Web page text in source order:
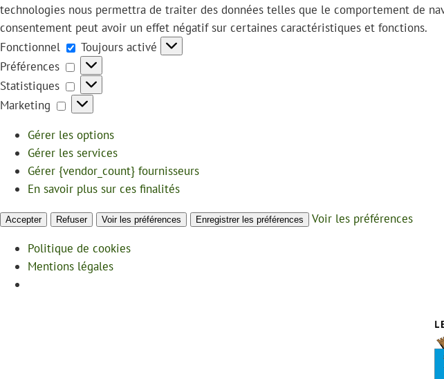
technologies nous permettra de traiter des données telles que le comportement de
consentement peut avoir un effet négatif sur certaines caractéristiques et fonctions.
Fonctionnel
Fonctionnel
Toujours activé
Préférences
Préférences
Statistiques
Statistiques
Marketing
Marketing
Gérer les options
Gérer les services
Gérer {vendor_count} fournisseurs
En savoir plus sur ces finalités
Accepter Refuser Voir les préférences Enregistrer les préférences
Voir les préférences
Politique de cookies
Mentions légales